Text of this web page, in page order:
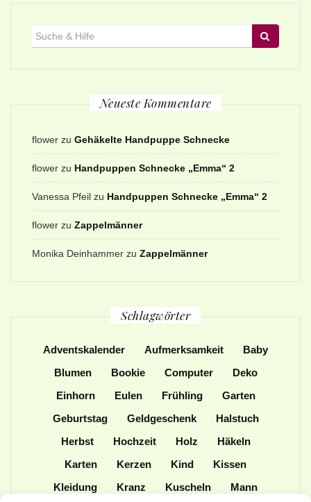
Neueste Kommentare
flower zu Gehäkelte Handpuppe Schnecke
flower zu Handpuppen Schnecke „Emma“ 2
Vanessa Pfeil zu Handpuppen Schnecke „Emma“ 2
flower zu Zappelmänner
Monika Deinhammer zu Zappelmänner
Schlagwörter
Adventskalender Aufmerksamkeit
Baby
Blumen
Bookie Computer
Deko
Einhorn
Eulen Frühling
Garten
Geburtstag
Geldgeschenk
Halstuch
Herbst
Hochzeit Holz
Häkeln
Karten
Kerzen Kind
Kissen
Kleidung
Kranz Kuscheln Mann